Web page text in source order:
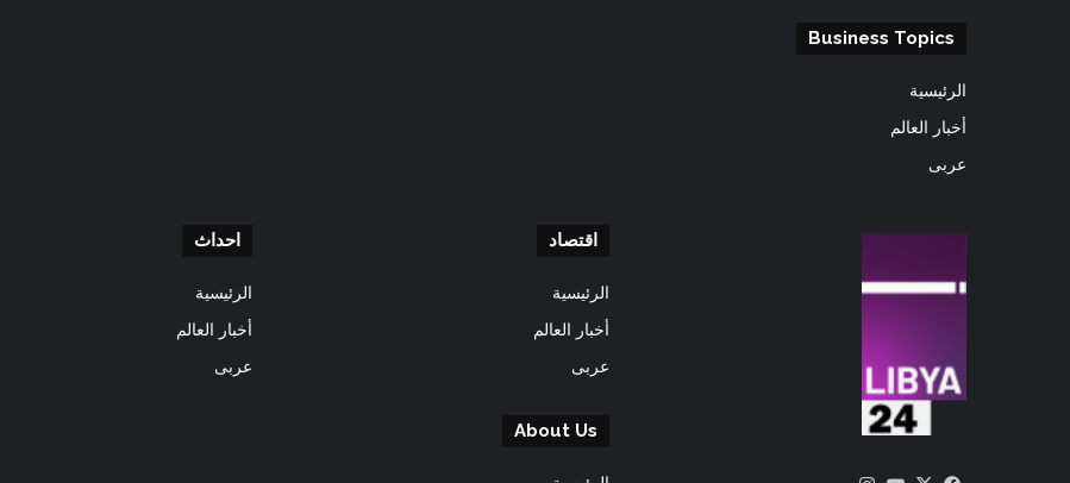
Business Topics
الرئيسية
أخبار العالم
عربى
اقتصاد
الرئيسية
أخبار العالم
عربى
About Us
احداث
الرئيسية
أخبار العالم
عربى